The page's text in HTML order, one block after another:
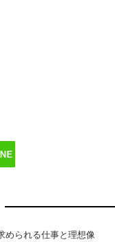
められる仕事と理想像